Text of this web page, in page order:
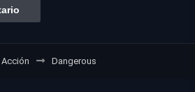
Acción Dangerous